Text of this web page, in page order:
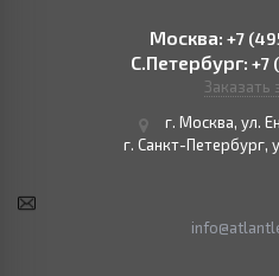
Москва: +7
С.Петербург: +7
Заказать
г. Москва, ул.
г. Санкт-Петербург,